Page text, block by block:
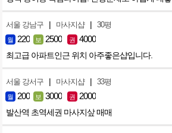
서울 강남구 | 마사지샵 | 30평
월 220 보 2500 권 4000
최고급 아파트인근 위치 아주좋은샵입니다.
서울 강서구 | 마사지샵 | 33평
월 200 보 3000 권 2000
발산역 초역세권 마사지샆 매매